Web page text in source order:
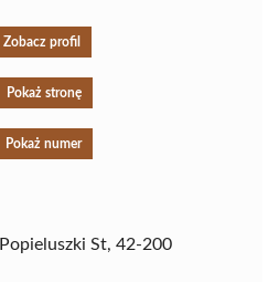
Zobacz profil
Pokaż stronę
Pokaż numer
St, 42-200